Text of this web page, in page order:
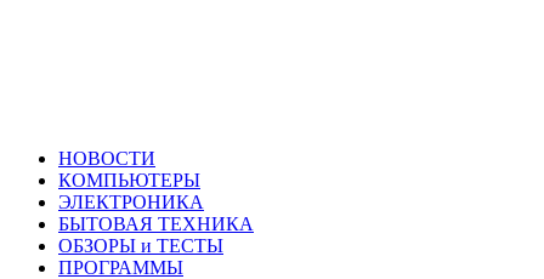
НОВОСТИ
КОМПЬЮТЕРЫ
ЭЛЕКТРОНИКА
БЫТОВАЯ ТЕХНИКА
ОБЗОРЫ и ТЕСТЫ
ПРОГРАММЫ